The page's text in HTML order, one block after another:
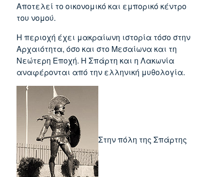
Αποτελεί το οικονομικό και εμπορικό κέντρο
του νομού.
Η περιοχή έχει μακραίωνη ιστορία τόσο στην
Αρχαιότητα, όσο και στο Μεσαίωνα και τη
Νεώτερη Εποχή. Η Σπάρτη και η Λακωνία
αναφέρονται από την ελληνική μυθολογία.
Στην πόλη της Σπάρτης